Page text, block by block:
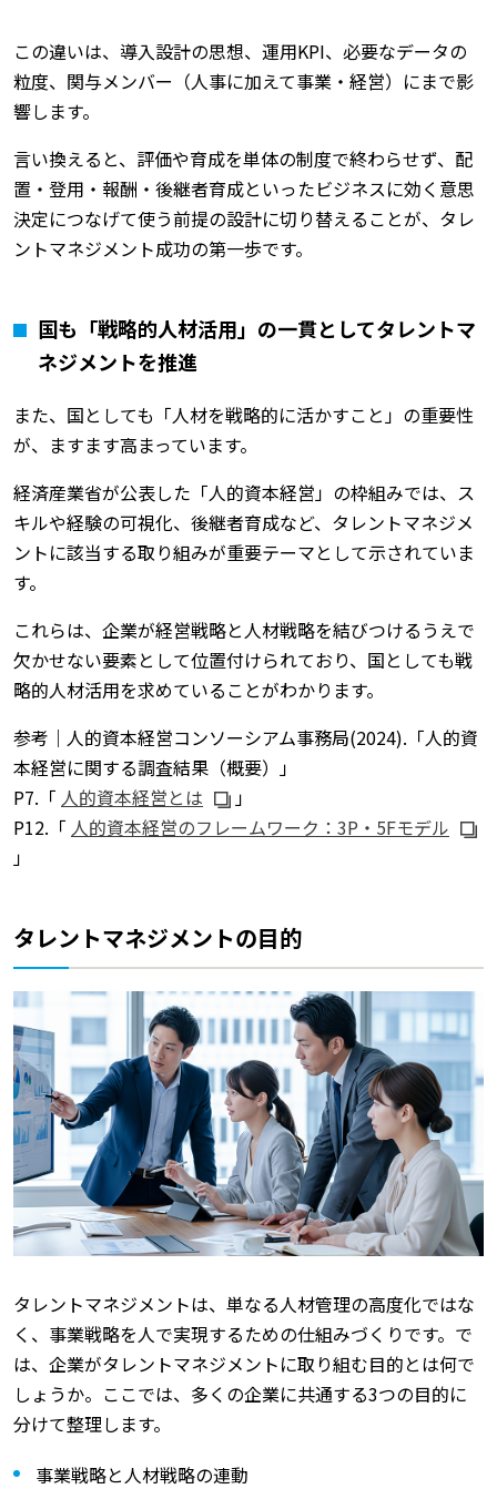
この違いは、導入設計の思想、運用KPI、必要なデータの
粒度、関与メンバー（人事に加えて事業・経営）にまで影
響します。
言い換えると、評価や育成を単体の制度で終わらせず、配
置・登用・報酬・後継者育成といったビジネスに効く意思
決定につなげて使う前提の設計に切り替えることが、タレ
ントマネジメント成功の第一歩です。
国も「戦略的人材活用」の一貫としてタレントマ
ネジメントを推進
また、国としても「人材を戦略的に活かすこと」の重要性
が、ますます高まっています。
経済産業省が公表した「人的資本経営」の枠組みでは、ス
キルや経験の可視化、後継者育成など、タレントマネジメ
ントに該当する取り組みが重要テーマとして示されていま
す。
これらは、企業が経営戦略と人材戦略を結びつけるうえで
欠かせない要素として位置付けられており、国としても戦
略的人材活用を求めていることがわかります。
参考｜人的資本経営コンソーシアム事務局(2024).「人的資
本経営に関する調査結果（概要）」
P7.「 人的資本経営とは
」
P12.「 人的資本経営のフレームワーク：3P・5Fモデル
」
タレントマネジメントの目的
タレントマネジメントは、単なる人材管理の高度化ではな
く、事業戦略を人で実現するための仕組みづくりです。で
は、企業がタレントマネジメントに取り組む目的とは何で
しょうか。ここでは、多くの企業に共通する3つの目的に
分けて整理します。
事業戦略と人材戦略の連動